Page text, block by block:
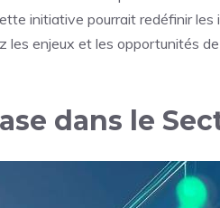
initiative pourrait redéfinir
les enjeux et les opportunités
dans le